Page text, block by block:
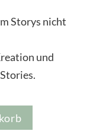
Storys nicht
und